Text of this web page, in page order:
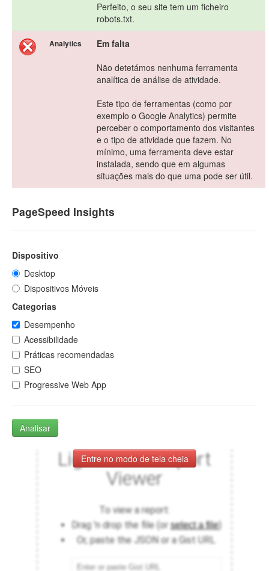
Perfeito, o seu site tem um ficheiro
robots.txt.
Analytics
Em falta
Não detetámos nenhuma ferramenta
analítica de análise de atividade.
Este tipo de ferramentas (como por
exemplo o Google Analytics) permite
perceber o comportamento dos visitantes
e o tipo de atividade que fazem. No
mínimo, uma ferramenta deve estar
instalada, sendo que em algumas
situações mais do que uma pode ser útil.
PageSpeed Insights
Dispositivo
Desktop
Dispositivos Móveis
Categorias
Desempenho
Acessibilidade
Práticas recomendadas
SEO
Progressive Web App
Analisar
Entre no modo de tela cheia